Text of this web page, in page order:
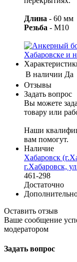
Длина - 60 мм
Резьба - M10
В наличии Да
Отзывы
Задать вопрос
Вы можете
товару или
Наши
вам помогут.
Наличие
Хабаровск
г.Хабаровск,
461-298
Достаточно
Оставить отзыв
Ваше сообщение
модератором
Задать вопрос